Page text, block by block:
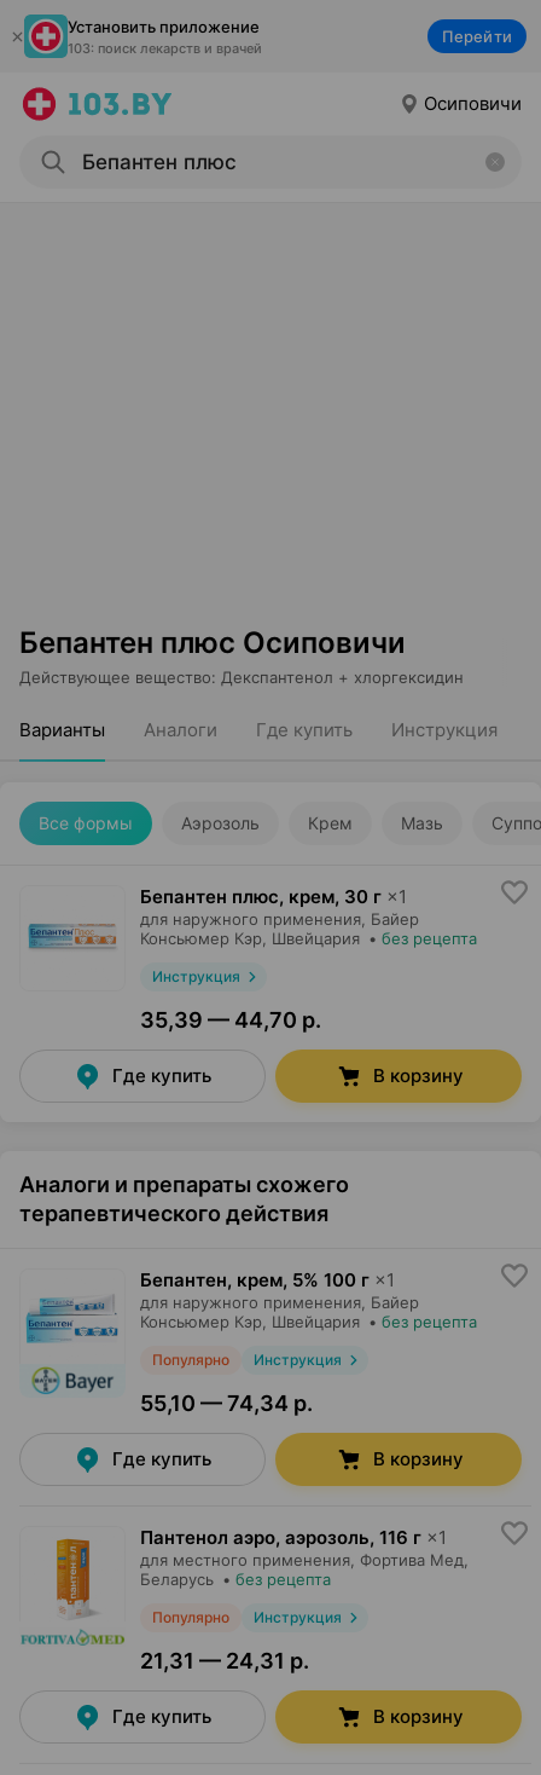
Установить приложение
103: поиск лекарств и врачей
Перейти
Осиповичи
Бепантен плюс Осиповичи
Действующее вещество: Декспантенол + хлоргексидин
Варианты Аналоги Где купить Инструкция
Все формы Аэрозоль Крем Мазь
Бепантен плюс, крем, 30 г ×1
для наружного применения, Байер
Консьюмер Кэр , Швейцария • без рецепта
Инструкция
35,39 — 44,70 р.
Где купить В корзину
Аналоги и препараты схожего
терапевтического действия
Бепантен, крем, 5% 100 г ×1
для наружного применения, Байер
Консьюмер Кэр , Швейцария • без рецепта
Популярно Инструкция
55,10 — 74,34 р.
Где купить В корзину
Пантенол аэро, аэрозоль, 116 г ×1
для местного применения, Фортива Мед
Беларусь • без рецепта
Популярно Инструкция
21,31 — 24,31 р.
Где купить В корзину